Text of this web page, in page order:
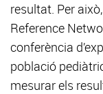
resultat. Per
Reference
conferència
població
mesurar els